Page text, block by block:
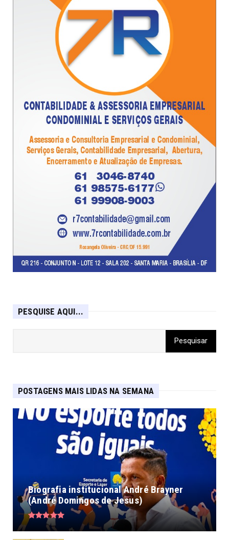
PESQUISE AQUI...
POSTAGENS MAIS LIDAS NA SEMANA
Biografia institucional André Brayner
(André Domingos de Jesus)